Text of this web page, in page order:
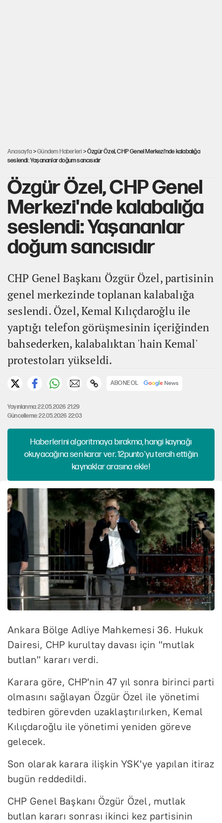
Anasayfa >Gündem Haberleri > Özgür Özel, CHP Genel Merkezi'nde kalabalığa
seslendi: Yaşananlar doğum sancısıdır
Özgür Özel, CHP Genel
Merkezi'nde kalabalığa
seslendi: Yaşananlar
doğum sancısıdır
CHP Genel Başkanı Özgür Özel, partisinin
genel merkezinde toplanan kalabalığa
seslendi. Özel, Kemal Kılıçdaroğlu ile
yaptığı telefon görüşmesinin içeriğinden
bahsederken, kalabalıktan 'hain Kemal'
protestoları yükseldi.
ABONE OL
Yayınlanma: 22.05.2026 21:29
Güncelleme: 22.05.2026 22:03
Haberlerini algoritmaya bırakma, hangi kaynağı
okuyacağına sen karar ver. 12punto'yu tercih ettiğin
kaynaklar arasına ekle!
Ankara Bölge Adliye Mahkemesi 36. Hukuk
Dairesi, CHP kurultay davası için "mutlak
butlan" kararı verdi.
Karara göre, CHP'nin 47 yıl sonra birinci parti
olmasını sağlayan Özgür Özel ile yönetimi
tedbiren görevden uzaklaştırılırken, Kemal
Kılıçdaroğlu ile yönetimi yeniden göreve
gelecek.
Son olarak karara ilişkin YSK'ye yapılan itiraz
bugün reddedildi.
CHP Genel Başkanı Özgür Özel, mutlak
butlan kararı sonrası ikinci kez partisinin